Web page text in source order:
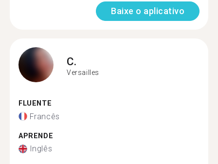
Baixe o aplicativo
C.
Versailles
FLUENTE
Francês
APRENDE
Inglês